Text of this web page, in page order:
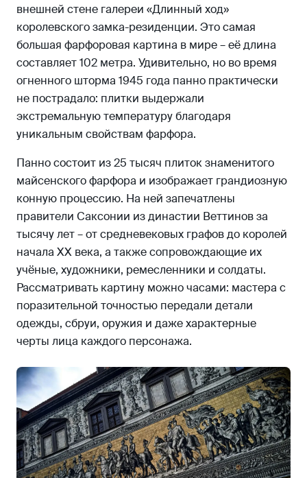
внешней стене галереи «Длинный ход»
королевского замка-резиденции. Это самая
большая фарфоровая картина в мире – её длина
составляет 102 метра. Удивительно, но во время
огненного шторма 1945 года панно практически
не пострадало: плитки выдержали
экстремальную температуру благодаря
уникальным свойствам фарфора.
Панно состоит из 25 тысяч плиток знаменитого
майсенского фарфора и изображает грандиозную
конную процессию. На ней запечатлены
правители Саксонии из династии Веттинов за
тысячу лет – от средневековых графов до королей
начала XX века, а также сопровождающие их
учёные, художники, ремесленники и солдаты.
Рассматривать картину можно часами: мастера с
поразительной точностью передали детали
одежды, сбруи, оружия и даже характерные
черты лица каждого персонажа.